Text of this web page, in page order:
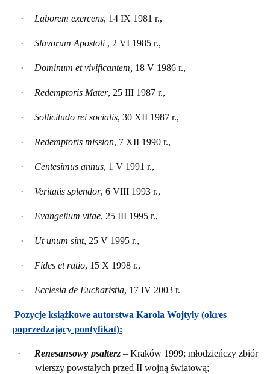
· Laborem exercens, 14 IX 1981 r.,
· Slavorum Apostoli, 2 VI 1985 r.,
· Dominum et vivificantem, 18 V 1986 r.,
· Redemptoris Mater, 25 III 1987 r.,
· Sollicitudo rei socialis, 30 XII 1987 r.,
· Redemptoris mission, 7 XII 1990 r.,
· Centesimus annus, 1 V 1991 r.,
· Veritatis splendor, 6 VIII 1993 r.,
· Evangelium vitae, 25 III 1995 r.,
· Ut unum sint, 25 V 1995 r.,
· Fides et ratio, 15 X 1998 r.,
· Ecclesia de Eucharistia, 17 IV 2003 r.
Pozycje książkowe autorstwa Karola Wojtyły (okres
poprzedzający pontyfikat):
· Renesansowy psałterz– Kraków 1999; młodzieńczy zbiór
wierszy powstałych przed II wojną światową;